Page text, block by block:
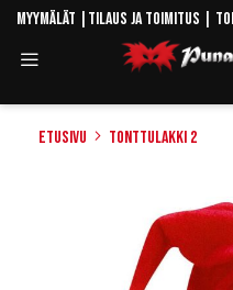
Myymälät Tilaus ja toimitus |
Etusivu Tonttulakki 2